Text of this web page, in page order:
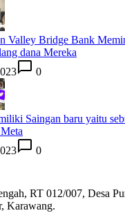
Valley Bridge Bank
dana Mereka
0
Saingan baru yaitu
0
RT 012/007, Desa
Karawang.